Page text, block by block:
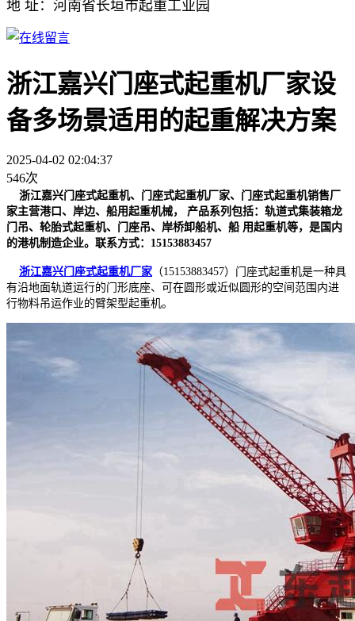
地 址：河南省长垣市起重工业园
浙江嘉兴门座式起重机厂家设
备多场景适用的起重解决方案
2025-04-02 02:04:37
546次
浙江嘉兴门座式起重机、门座式起重机厂家、门座式起重机销售厂
家主营港口、岸边、船用起重机械， 产品系列包括：轨道式集装箱龙
门吊、轮胎式起重机、门座吊、岸桥卸船机、船 用起重机等，是国内
的港机制造企业。联系方式：15153883457
浙江嘉兴门座式起重机厂家 （15153883457）门座式起重机是一种具
有沿地面轨道运行的门形底座、可在圆形或近似圆形的空间范围内进
行物料吊运作业的臂架型起重机。